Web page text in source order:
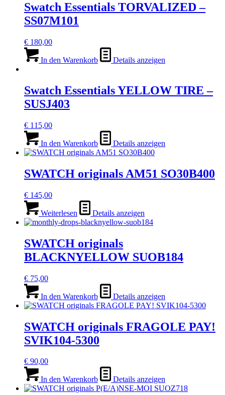
Swatch Essentials TORVALIZED –
SS07M101
€ 180,00
In den Warenkorb Details anzeigen
Swatch Essentials YELLOW TIRE –
SUSJ403
€ 115,00
In den Warenkorb Details anzeigen
SWATCH originals AM51 SO30B400
€ 145,00
Weiterlesen Details anzeigen
SWATCH originals
BLACKNYELLOW SUOB184
€ 75,00
In den Warenkorb Details anzeigen
SWATCH originals FRAGOLE PAY!
SVIK104-5300
€ 90,00
In den Warenkorb Details anzeigen